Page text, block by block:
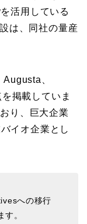
活用している
は、同社の量産
、
掲載していま
り、巨大企業
イオ企業とし
への移行
。